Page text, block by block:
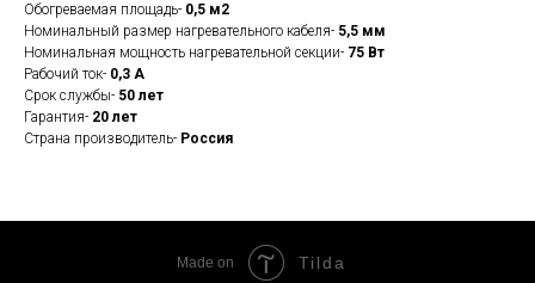
Обогреваемая площадь- 0,5 м2
Номинальный размер нагревательного кабеля- 5,5 мм
Номинальная мощность нагревательной секции- 75 Вт
Рабочий ток- 0,3 А
Срок службы- 50 лет
Гарантия- 20 лет
Страна производитель- Россия
Made on Tilda